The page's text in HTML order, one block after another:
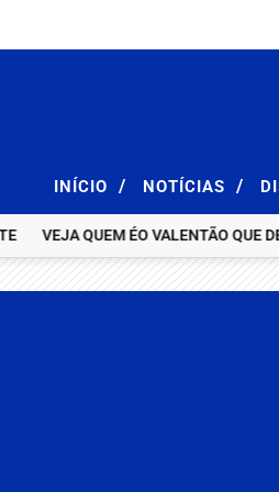
INÍCIO / NOTÍCIAS /
VEJA QUEM ÉO VALENTÃO QUE DEU